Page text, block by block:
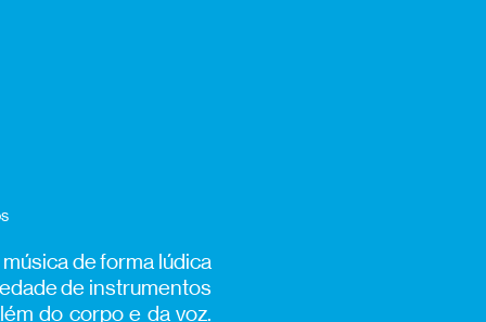
de forma lúdica
de instrumentos
do corpo e da voz.